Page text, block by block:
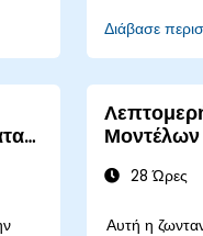
ο
Να
tuning
Να
εργαλεία
Διάβασε
Μοντέλων
28 Ώρες
Αυτή η